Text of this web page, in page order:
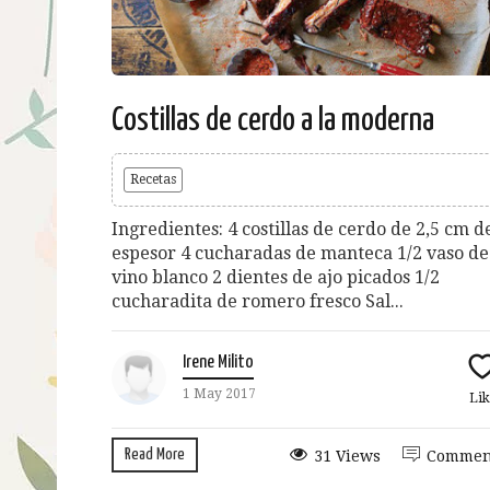
Costillas de cerdo a la moderna
Recetas
Ingredientes: 4 costillas de cerdo de 2,5 cm
espesor 4 cucharadas de manteca 1/2 vaso de
vino blanco 2 dientes de ajo picados 1/2
cucharadita de romero fresco Sal...
Irene Milito
1 May 2017
Read More 31 Views